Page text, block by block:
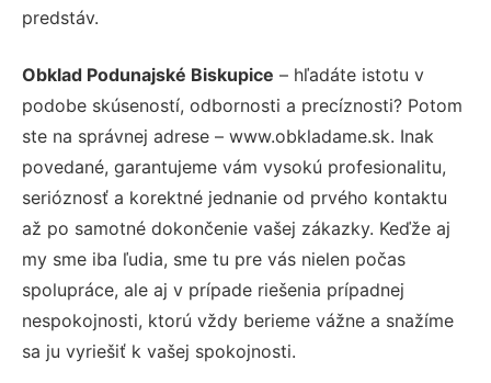
predstáv.
Obklad Podunajské Biskupice – hľadáte istotu v
podobe skúseností, odbornosti a precíznosti? Potom
ste na správnej adrese – www.obkladame.sk. Inak
povedané, garantujeme vám vysokú profesionalitu,
serióznosť a korektné jednanie od prvého kontaktu
až po samotné dokončenie vašej zákazky. Keďže aj
my sme iba ľudia, sme tu pre vás nielen počas
spolupráce, ale aj v prípade riešenia prípadnej
nespokojnosti, ktorú vždy berieme vážne a snažíme
sa ju vyriešiť k vašej spokojnosti.